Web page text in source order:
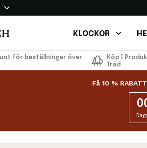
KLOCKOR
för beställningar över
Köp 1
Träd
Få 10 %